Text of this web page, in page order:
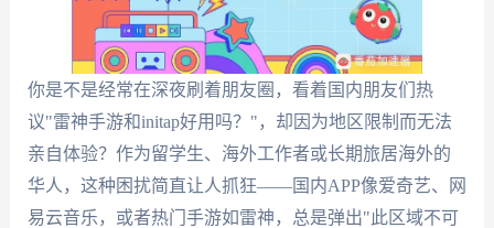
你是不是经常在深夜刷着朋友圈，看着国内朋友们热
议"雷神手游和initap好用吗？"，却因为地区限制而无法
亲自体验？作为留学生、海外工作者或长期旅居海外的
华人，这种困扰简直让人抓狂——国内APP像爱奇艺、网
易云音乐，或者热门手游如雷神，总是弹出"此区域不可